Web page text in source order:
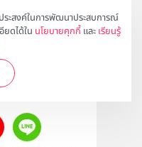
ะสงค์ในการพัฒนาประสบการณ์
ยดได้ใน นโยบายคุกกี้ และ เรียนรู้
ด้ที่